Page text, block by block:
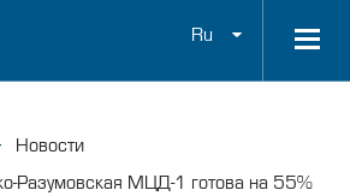
Ru
Новости
Разумовская МЦД-1 готова на 55%